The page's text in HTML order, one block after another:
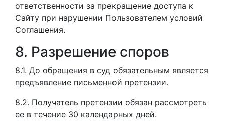
ответственности за прекращение доступа к
Сайту при нарушении Пользователем условий
Соглашения.
8. Разрешение споров
8.1. До обращения в суд обязательным является
предъявление письменной претензии.
8.2. Получатель претензии обязан рассмотреть
ее в течение 30 календарных дней.